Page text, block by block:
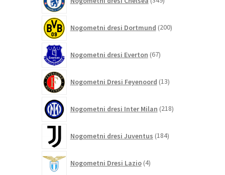
izdelkov
Nogometni dresi Dortmund 200izdelkov
Nogometni dresi Everton 67izdelkov
Nogometni Dresi Feyenoord 13izdelkov
Nogometni dresi Inter Milan 218izdelkov
Nogometni dresi Juventus 184izdelkov
Nogometni Dresi Lazio 4izdelki